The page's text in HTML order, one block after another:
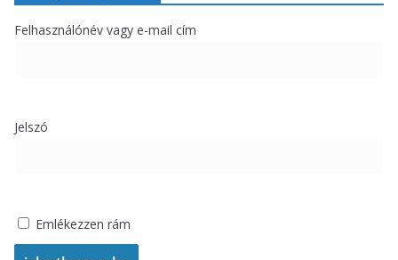
Felhasználónév vagy e-mail cím
Jelszó
Emlékezzen rám